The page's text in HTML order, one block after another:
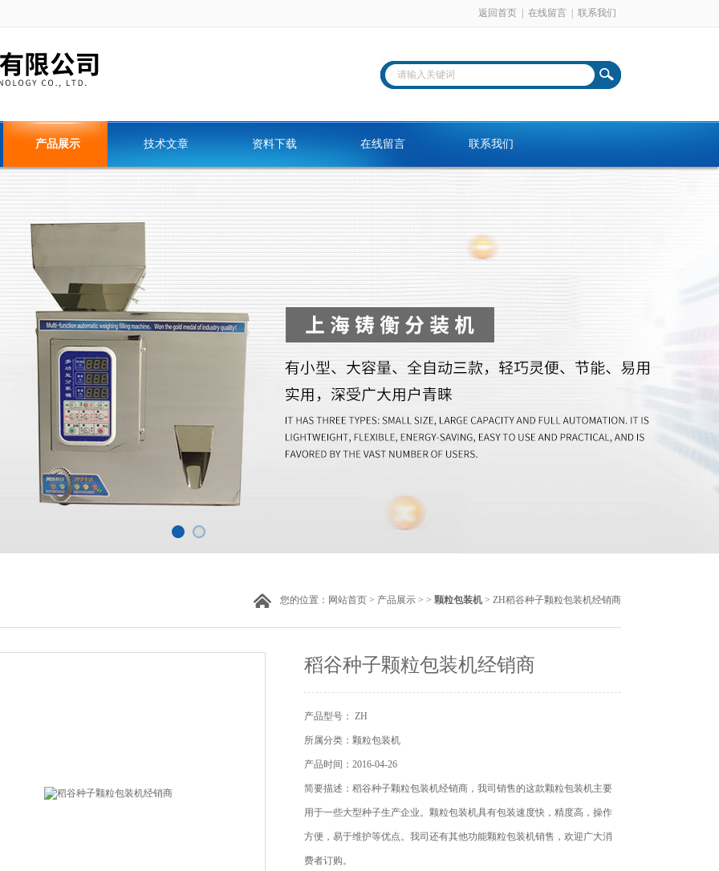
返回首页 在线留言 联系我们
产品展示 技术文章 资料下载 在线留言 联系我们
您的位置： 网站首页 > 产品展示 > > 颗粒包装机 > ZH稻谷种子颗粒包装机经销商
稻谷种子颗粒包装机经销商
产品型号： ZH
所属分类：颗粒包装机
产品时间：2016-04-26
简要描述：稻谷种子颗粒包装机经销商，我司销售的这款颗粒包装机主要
用于一些大型种子生产企业。颗粒包装机具有包装速度快，精度高，操作
方便，易于维护等优点。我司还有其他功能颗粒包装机销售，欢迎广大消
费者订购。